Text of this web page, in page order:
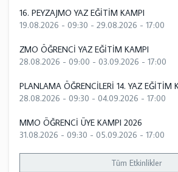
16. PEYZAJMO YAZ EĞİTİM KAMPI
19.08.2026 - 09:30 - 29.08.2026 - 17:00
ZMO ÖĞRENCİ YAZ EĞİTİM KAMPI
28.08.2026 - 09:00 - 03.09.2026 - 17:00
PLANLAMA ÖĞRENCİLERİ 14. YAZ EĞİTİM
28.08.2026 - 09:30 - 04.09.2026 - 17:00
MMO ÖĞRENCİ ÜYE KAMPI 2026
31.08.2026 - 09:30 - 05.09.2026 - 17:00
Tüm Etkinlikler